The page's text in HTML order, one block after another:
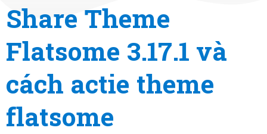
Share Theme
Flatsome 3.17.1 và
cách actie theme
flatsome